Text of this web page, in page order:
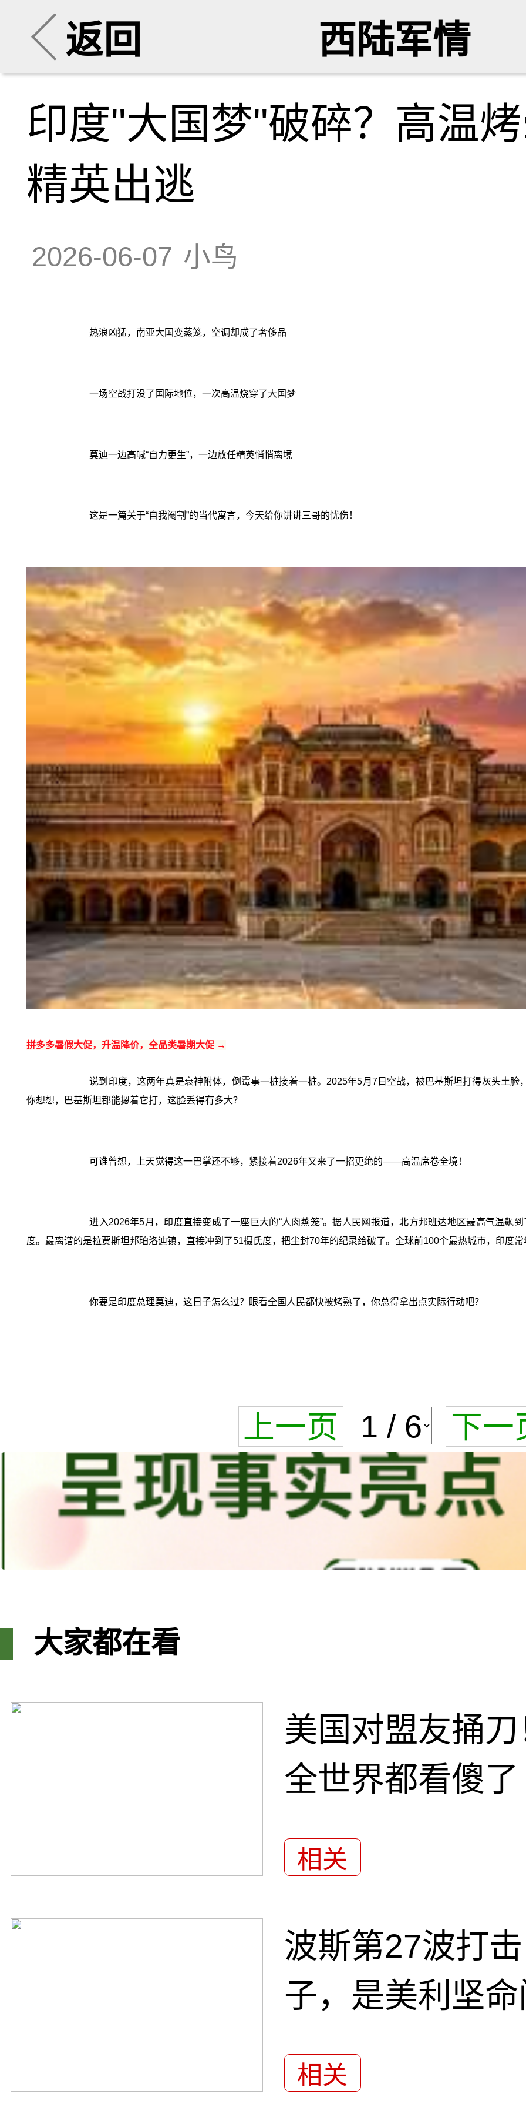
返回 西陆军情
印度"大国梦"破碎？高温
精英出逃
2026-06-07 小鸟
热浪凶猛，南亚大国变蒸笼，空调却成了奢侈品
一场空战打没了国际地位，一次高温烧穿了大国梦
莫迪一边高喊“自力更生”，一边放任精英悄悄离境
这是一篇关于“自我阉割”的当代寓言，今天给你讲讲三哥的忧伤！
拼多多暑假大促，升温降价，全品类暑期大促 →
说到印度，这两年真是衰神附体，倒霉事一桩接着一桩。2025年5月7日空战，被巴基斯坦打得灰头土脸
你想想，巴基斯坦都能摁着它打，这脸丢得有多大？
可谁曾想，上天觉得这一巴掌还不够，紧接着2026年又来了一招更绝的——高温席卷全境！
进入2026年5月，印度直接变成了一座巨大的“人肉蒸笼”。据人民网报道，北方邦班达地区最高气温飙
度。最离谱的是拉贾斯坦邦珀洛迪镇，直接冲到了51摄氏度，把尘封70年的纪录给破了。全球前100个最热城市，印度
你要是印度总理莫迪，这日子怎么过？眼看全国人民都快被烤熟了，你总得拿出点实际行动吧？
上一页 下一
大家都在看
美国对盟友捅
全世界都看傻了
相关
波斯第27波打
子，是美利坚
相关